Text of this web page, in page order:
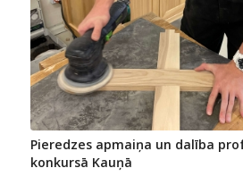
Pieredzes apmaiņa un dalība
konkursā Kauņā